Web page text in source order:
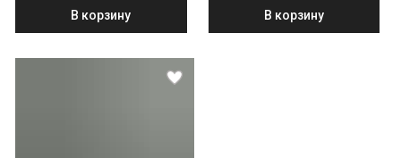
В корзину
В корзину